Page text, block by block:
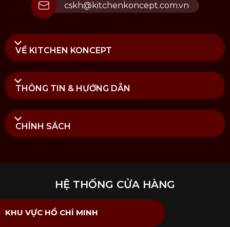
cskh@kitchenkoncept.com.vn
VỀ KITCHEN KONCEPT
THÔNG TIN & HƯỚNG DẪN
CHÍNH SÁCH
HỆ THỐNG CỬA HÀNG
KHU VỰC HỒ CHÍ MINH